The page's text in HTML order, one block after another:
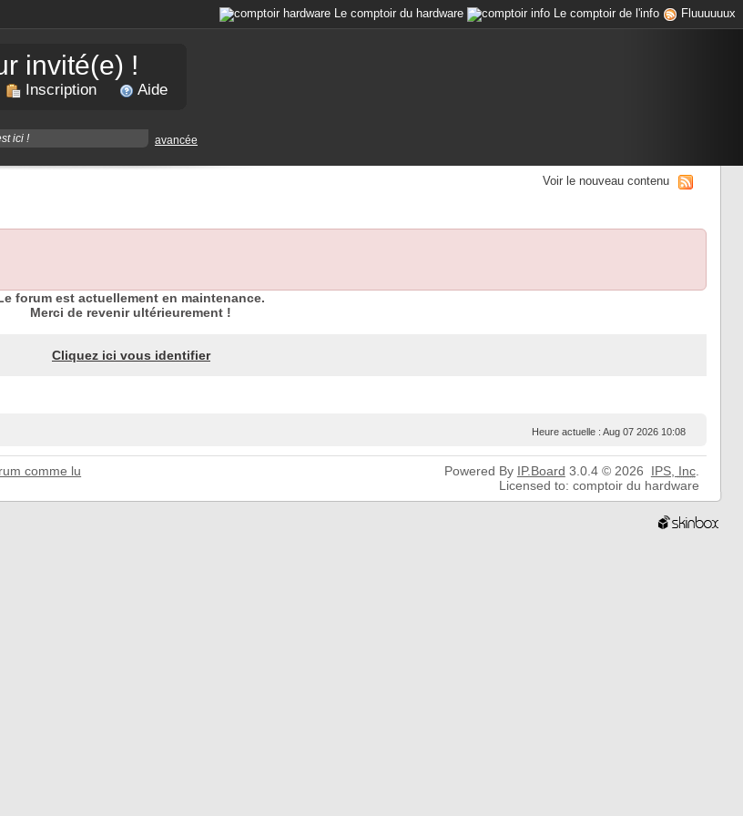
Le comptoir du hardware Le comptoir de l'info Fluuuuuux
invité(e) !
Inscription Aide
avancée
Voir le nouveau contenu
forum est actuellement en maintenance.
Merci de revenir ultérieurement !
Cliquez ici vous identifier
Heure actuelle : Aug 07 2026 10:08
comme lu Powered By IP.Board 3.0.4 © 2026 IPS, Inc.
Licensed to: comptoir du hardware